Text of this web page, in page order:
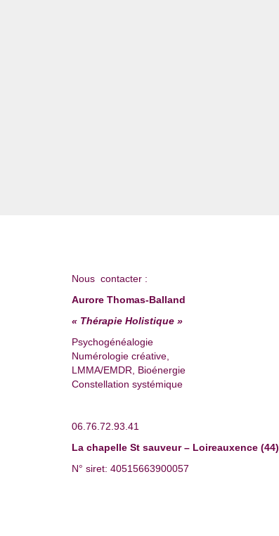
Nous contacter :
Aurore Thomas-Balland
« Thérapie Holistique »
Psychogénéalogie
Numérologie créative,
LMMA/EMDR, Bioénergie
Constellation systémique
06.76.72.93.41
La chapelle St sauveur – Loireauxence (44)
N° siret: 40515663900057